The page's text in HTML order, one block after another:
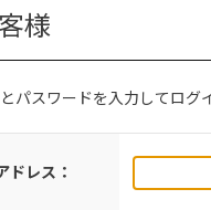
様
パスワードを入力してログ
ドレス：